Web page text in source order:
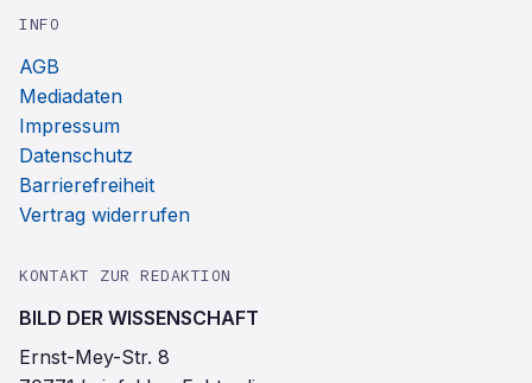
INFO
AGB
Mediadaten
Impressum
Datenschutz
Barrierefreiheit
Vertrag widerrufen
KONTAKT ZUR REDAKTION
BILD DER WISSENSCHAFT
Ernst-Mey-Str. 8